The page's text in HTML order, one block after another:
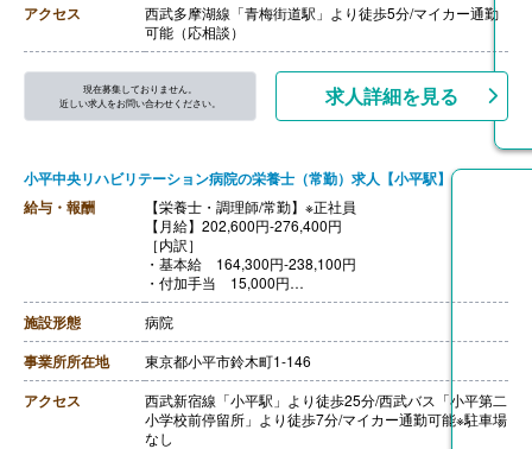
アクセス
西武多摩湖線「青梅街道駅」より徒歩5分/マイカー通勤
可能（応相談）
現在募集しておりません。
近しい求人をお問い合わせください。
求人詳細を見る
小平中央リハビリテーション病院の栄養士（常勤）求人【小平駅】
給与・報酬
【栄養士・調理師/常勤】※正社員
【月給】202,600円‐276,400円
［内訳］
・基本給 164,300円‐238,100円
・付加手当 15,000円
・業務手当 10,000円
・調整手当 6,000円
・賃上げ対応手当 7,300円
【賞与】年2回（計3,40ヶ月分）※前年度実績
【通勤手当】あり（上限150,000円/月）
【昇給】あり（1月あたり1,32%）※前年度実績
【退職金】あり※勤続3年以上
施設形態 病院
事業所所在地 東京都小平市鈴木町1-146
アクセス
西武新宿線「小平駅」より徒歩25分/西武バス「小平第二
小学校前停留所」より徒歩7分/マイカー通勤可能※駐車場
なし